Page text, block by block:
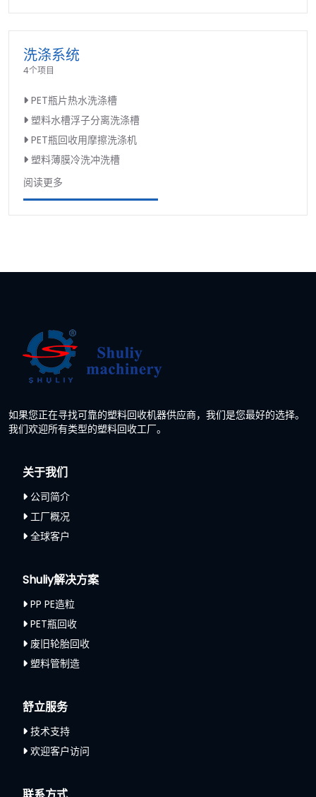
洗涤系统
4个项目
PET瓶片热水洗涤槽
塑料水槽浮子分离洗涤槽
PET瓶回收用摩擦洗涤机
塑料薄膜冷洗冲洗槽
阅读更多
如果您正在寻找可靠的塑料回收机器供应商，我们是您最好的选择。
我们欢迎所有类型的塑料回收工厂。
关于我们
公司简介
工厂概况
全球客户
Shuliy解决方案
PP PE造粒
PET瓶回收
废旧轮胎回收
塑料管制造
舒立服务
技术支持
欢迎客户访问